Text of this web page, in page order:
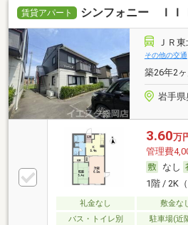
賃貸アパート シンフォニー ＩＩ
ＪＲ
その他の交通
築26年2
岩手県
3.60万
管理費
なし
1階 / 2K
礼金なし 敷金な
バス・トイレ別
駐車場(近